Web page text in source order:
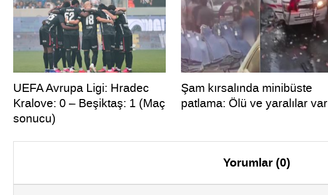
UEFA Avrupa Ligi: Hradec
Kralove: 0 – Beşiktaş: 1 (Maç
sonucu)
Şam kırsalında minibüste
patlama: Ölü ve yaralılar var
Yorumlar (0)